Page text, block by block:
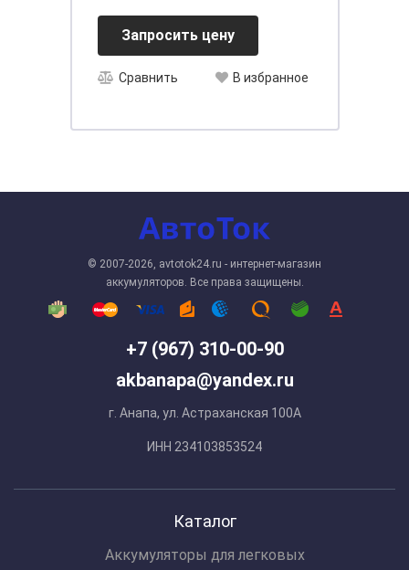
Запросить цену
Сравнить В избранное
+7 (967) 310-00-90
akbanapa@yandex.ru
г. Анапа, ул. Астраханская 100А
ИНН 234103853524
© 2007-2026, avtotok24.ru - интернет-магазин
аккумуляторов. Все права защищены.
Каталог
Аккумуляторы для легковых